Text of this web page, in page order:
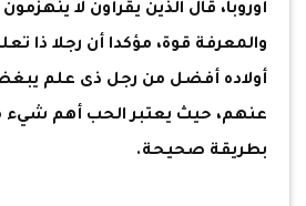
أوروبا، قال الذين يقرأون لا
والمعرفة قوة، مؤكدا أن رجلا ذا
أولاده أفضل من رجل ذى علم
عنهم، حيث يعتبر الحب أهم شيء
بطريقة صحيحة.